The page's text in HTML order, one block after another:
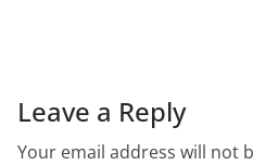
Leave a Reply
Your email address will not